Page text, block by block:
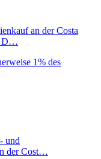
an der Costa
D…
1% des
und
der Cost…